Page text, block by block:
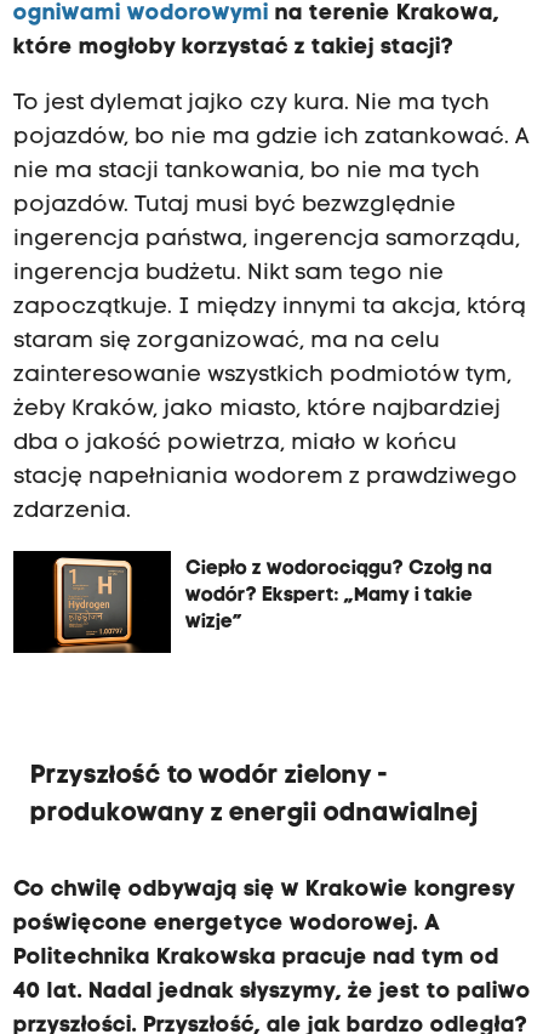
ogniwami wodorowymi na terenie Krakowa,
które mogłoby korzystać z takiej stacji?
To jest dylemat jajko czy kura. Nie ma tych
pojazdów, bo nie ma gdzie ich zatankować. A
nie ma stacji tankowania, bo nie ma tych
pojazdów. Tutaj musi być bezwzględnie
ingerencja państwa, ingerencja samorządu,
ingerencja budżetu. Nikt sam tego nie
zapoczątkuje. I między innymi ta akcja, którą
staram się zorganizować, ma na celu
zainteresowanie wszystkich podmiotów tym,
żeby Kraków, jako miasto, które najbardziej
dba o jakość powietrza, miało w końcu
stację napełniania wodorem z prawdziwego
zdarzenia.
Ciepło z wodorociągu? Czołg na
wodór? Ekspert: „Mamy i takie
wizje”
Przyszłość to wodór zielony -
produkowany z energii odnawialnej
Co chwilę odbywają się w Krakowie kongresy
poświęcone energetyce wodorowej. A
Politechnika Krakowska pracuje nad tym od
40 lat. Nadal jednak słyszymy, że jest to paliwo
przyszłości. Przyszłość, ale jak bardzo odległa?